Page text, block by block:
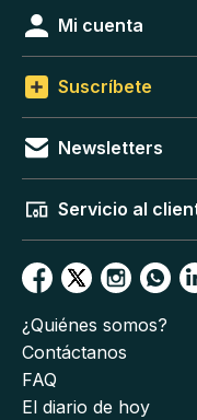
Mi cuenta
Suscríbete
Newsletters
Servicio al
¿Quiénes somos?
Contáctanos
FAQ
El diario de hoy